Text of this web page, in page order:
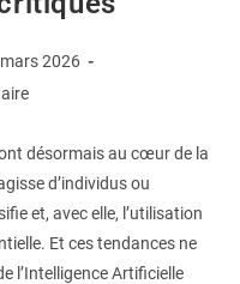
2026
désormais au cœur de la
d’individus ou
et, avec elle, l’utilisation
Et ces tendances ne
l’Intelligence Artificielle